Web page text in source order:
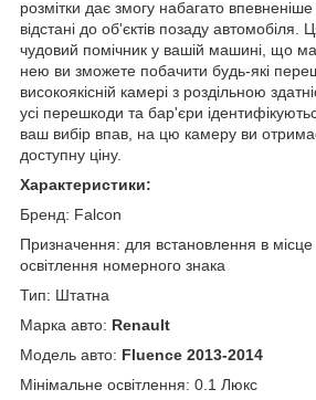
розмітки дає змогу набагато
відстані до об'єктів позаду
чудовий помічник у вашій машині, що
нею ви зможете побачити будь-які
високоякісній камері з роздільною
усі перешкоди та бар'єри
ваш вибір впав, на цю камеру ви
доступну ціну.
Характеристики:
Бренд: Falcon
Призначення: для встановлення в
освітлення номерного знака
Тип: Штатна
Марка авто: Renault
Модель авто: Fluence 2013-2014
Мінімальне освітлення: 0.1 Люкс